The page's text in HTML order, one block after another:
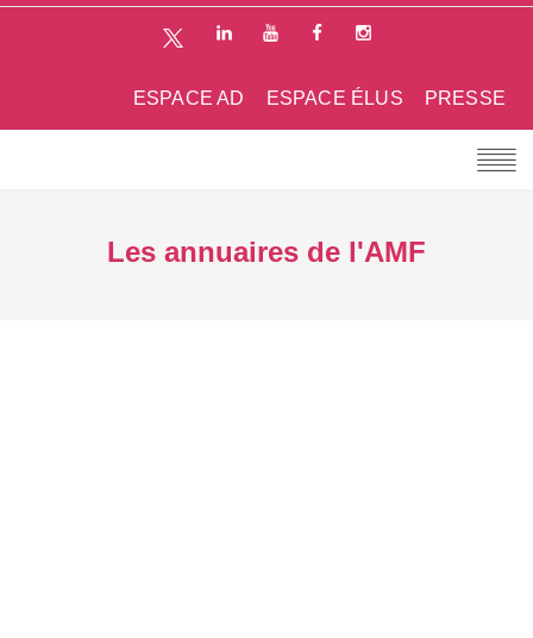
PRESSE
ESPACE ÉLUS
ESPACE AD
Les annuaires de l'AMF